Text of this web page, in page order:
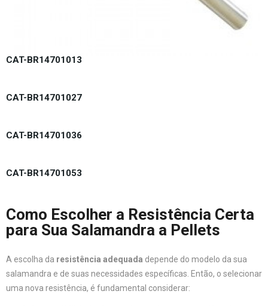
CAT-BR14701013
CAT-BR14701027
CAT-BR14701036
CAT-BR14701053
Como Escolher a Resistência Certa
para Sua Salamandra a Pellets
A escolha da resistência adequada depende do modelo da sua
salamandra e de suas necessidades específicas. Então, o selecionar
uma nova resistência, é fundamental considerar: